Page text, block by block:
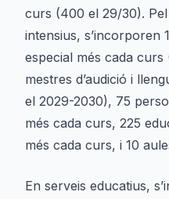
curs (400 el 29/30).
intensius, s’incorporen
especial més cada
mestres d’audició i
el 2029-2030), 75
més cada curs, 225
més cada curs, i 10
En serveis educatius,